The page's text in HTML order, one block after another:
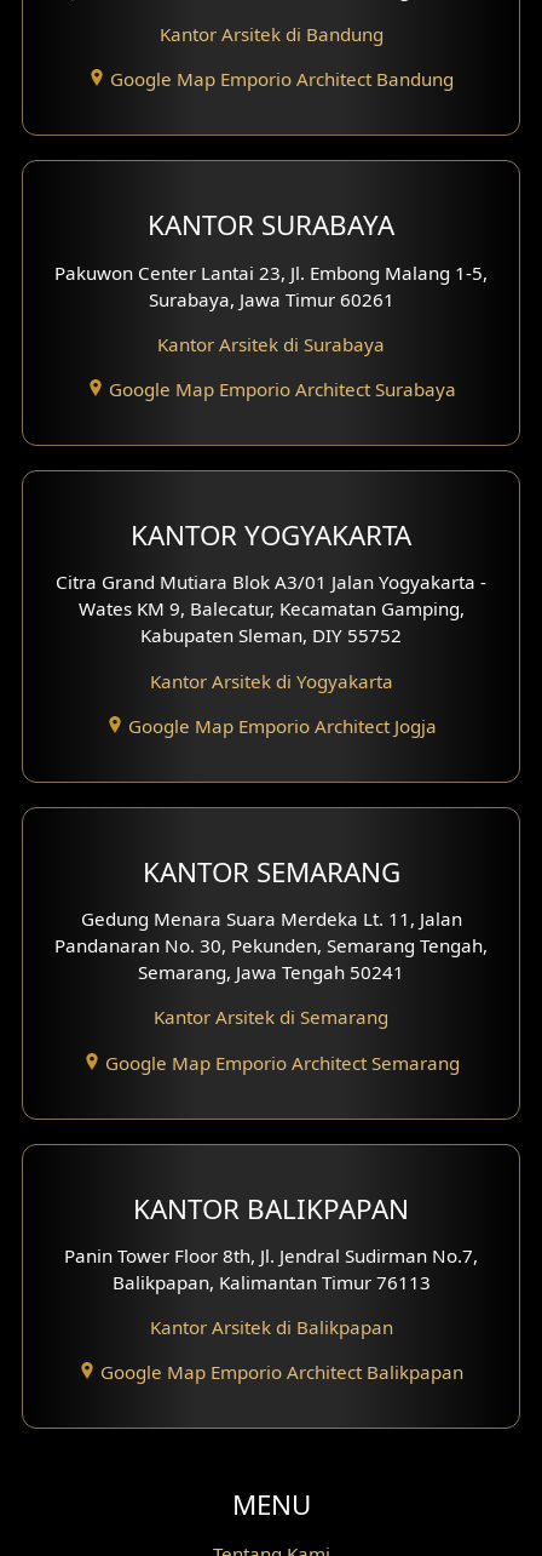
Eksterior Tampak Hook
Eksterior dengan Pagar
Fasad Paviliun
Fasad Villa
Fasad Klinik
Desain Basement
Desain Rumah Scandinavian
Desain Rumah Tradisional
Desain Rumah Santorini
Desain Balkon
Desain Kanopi
Desain Pantry
Fasad Rumah Villa Bali
Desain Split Level
Desain Wallpanel
Desain Wallpaper
Desain Grill Kayu
Desain Railing
Kantor Arsitek di Bandung
Google Map Emporio Architect Bandung
KANTOR SURABAYA
Pakuwon Center Lantai 23, Jl. Embong Malang 1-5,
Surabaya, Jawa Timur 60261
Kantor Arsitek di Surabaya
Google Map Emporio Architect Surabaya
KANTOR YOGYAKARTA
Citra Grand Mutiara Blok A3/01 Jalan Yogyakarta -
Wates KM 9, Balecatur, Kecamatan Gamping,
Kabupaten Sleman, DIY 55752
Kantor Arsitek di Yogyakarta
Google Map Emporio Architect Jogja
KANTOR SEMARANG
Gedung Menara Suara Merdeka Lt. 11, Jalan
Pandanaran No. 30, Pekunden, Semarang Tengah,
Semarang, Jawa Tengah 50241
Kantor Arsitek di Semarang
Google Map Emporio Architect Semarang
KANTOR BALIKPAPAN
Panin Tower Floor 8th, Jl. Jendral Sudirman No.7,
Balikpapan, Kalimantan Timur 76113
Kantor Arsitek di Balikpapan
Google Map Emporio Architect Balikpapan
MENU